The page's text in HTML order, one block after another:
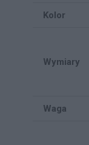
Kolor
Wymiary
Waga